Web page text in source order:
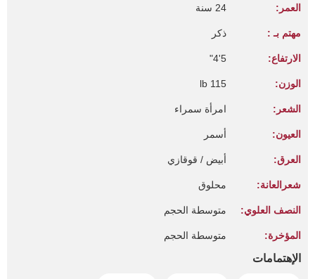
العمر: 24 سنة
مهتم بـ : ذكر
الارتفاع: 5'4"
الوزن: 115 lb
الشعر: امرأة سمراء
العيون: أسمر
العرق: أبيض / قوقازي
شعرالعانة: محلوق
النصف العلوي: متوسطة الحجم
المؤخرة: متوسطة الحجم
الإهتمامات